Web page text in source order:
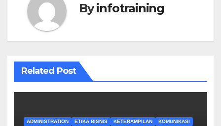
Byinfotraining
Related Post
ADMINISTRATION ETIKA BISNIS KETERAMPILAN
KOMUNIKASI